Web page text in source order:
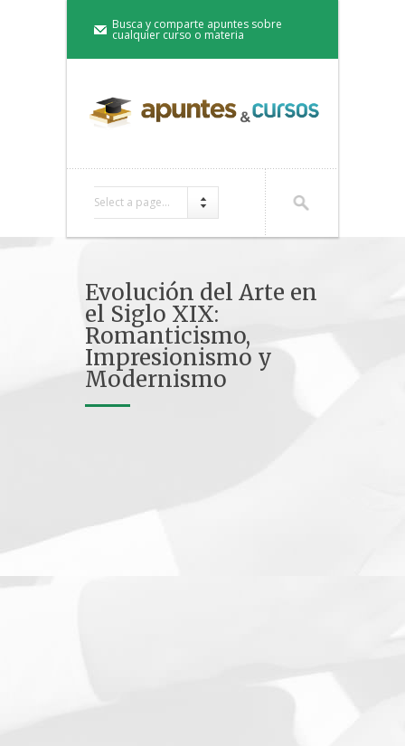
Busca y comparte apuntes sobre
cualquier curso o materia
Select a page...
Evolución del Arte en
el Siglo XIX:
Romanticismo,
Impresionismo y
Modernismo